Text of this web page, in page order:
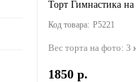
Торт Гимнастика
P5221
Вес торта на фото: 3
1850 р.